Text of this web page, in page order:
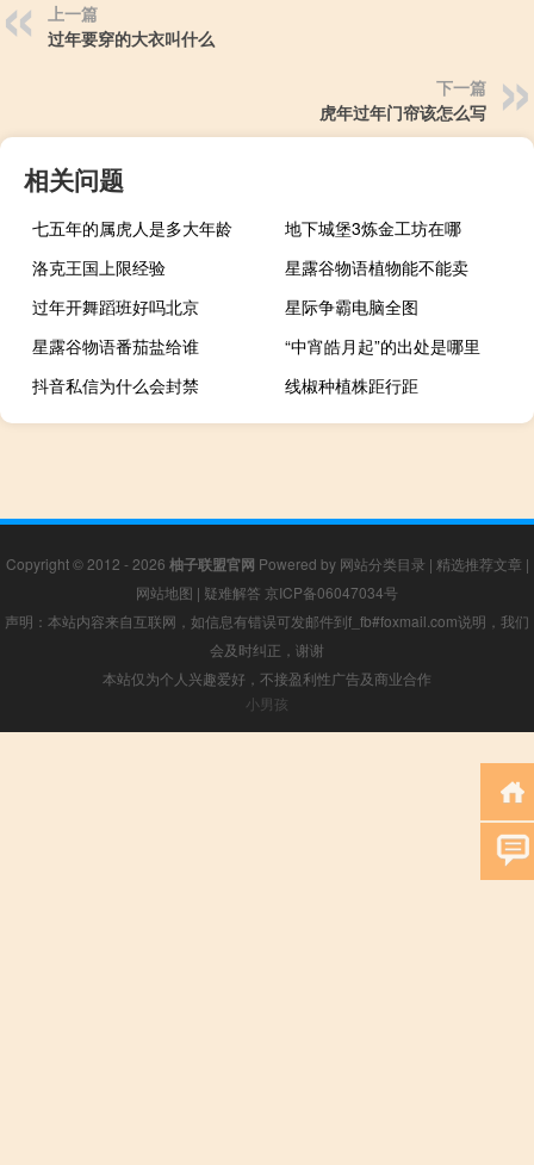
上一篇
过年要穿的大衣叫什么
下一篇
虎年过年门帘该怎么写
相关问题
七五年的属虎人是多大年龄
地下城堡3炼金工坊在哪
洛克王国上限经验
星露谷物语植物能不能卖
过年开舞蹈班好吗北京
星际争霸电脑全图
星露谷物语番茄盐给谁
“中宵皓月起”的出处是哪里
抖音私信为什么会封禁
线椒种植株距行距
Copyright © 2012 - 2026 柚子联盟官网 Powered by 网站分类目录 | 精选推荐文章 |
网站地图 | 疑难解答 京ICP备06047034号
声明：本站内容来自互联网，如信息有错误可发邮件到f_fb#foxmail.com说明，我们
会及时纠正，谢谢
本站仅为个人兴趣爱好，不接盈利性广告及商业合作
小男孩